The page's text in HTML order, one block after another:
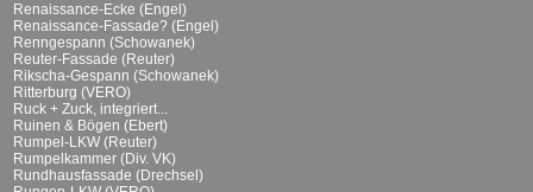
Renaissance-Ecke (Engel)
Renaissance-Fassade? (Engel)
Renngespann (Schowanek)
Reuter-Fassade (Reuter)
Rikscha-Gespann (Schowanek)
Ritterburg (VERO)
Ruck + Zuck, integriert...
Ruinen & Bögen (Ebert)
Rumpel-LKW (Reuter)
Rumpelkammer (Div. VK)
Rundhausfassade (Drechsel)